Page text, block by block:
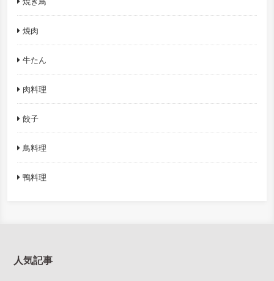
焼肉
牛たん
肉料理
餃子
鳥料理
鴨料理
人気記事